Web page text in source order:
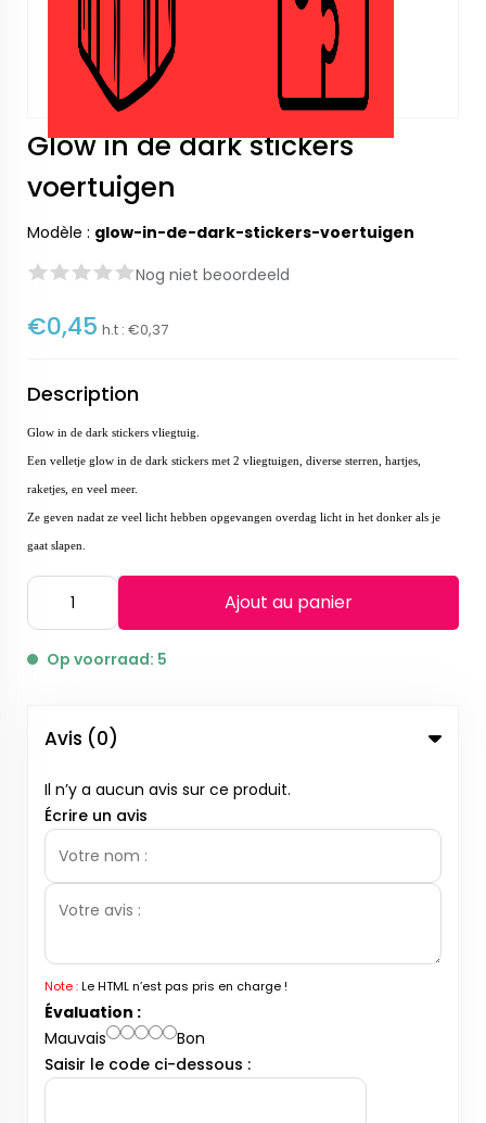
Glow in de dark stickers
voertuigen
Modèle : glow-in-de-dark-stickers-voertuigen
Nog niet beoordeeld
€0,45 h.t : €0,37
Description
Glow in de dark stickers vliegtuig.
Een velletje glow in de dark stickers met 2 vliegtuigen, diverse sterren, hartjes,
raketjes, en veel meer.
Ze geven nadat ze veel licht hebben opgevangen overdag licht in het donker als je
gaat slapen.
Ajout au panier
Op voorraad: 5
Avis (0)
Il n’y a aucun avis sur ce produit.
Écrire un avis
Note :Le HTML n’est pas pris en charge !
Évaluation :
Mauvais
Bon
Saisir le code ci-dessous :